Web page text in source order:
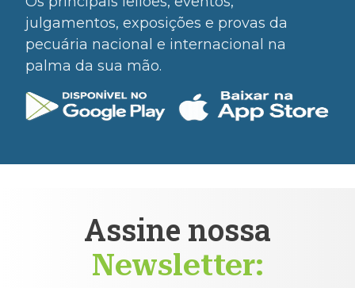
julgamentos, exposições e provas da
pecuária nacional e internacional na
palma da sua mão.
Assine nossa
Newsletter: